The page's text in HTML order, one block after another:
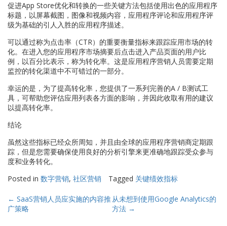
促进App Store优化和转换的一些关键方法包括使用出色的应用程序
标题，以屏幕截图，图像和视频内容，应用程序评论和应用程序评
级为基础的引人入胜的应用程序描述。
可以通过称为点击率（CTR）的重要衡量指标来跟踪应用市场的转
化。在进入您的应用程序市场摘要后点击进入产品页面的用户比
例，以百分比表示，称为转化率。这是应用程序营销人员需要定期
监控的转化渠道中不可错过的一部分。
幸运的是，为了提高转化率，您提供了一系列完善的A / B测试工
具，可帮助您评估应用列表各方面的影响，并因此收取有用的建议
以提高转化率。
结论
虽然这些指标已经众所周知，并且由全球的应用程序营销商定期跟
踪，但是您需要确保使用良好的分析引擎来更准确地跟踪受众参与
度和业务转化。
Posted in 数字营销, 社区营销 Tagged 关键绩效指标
Post
navigation
← SaaS营销人员应实施的内容推
广策略
从未想到使用Google Analytics的
方法 →